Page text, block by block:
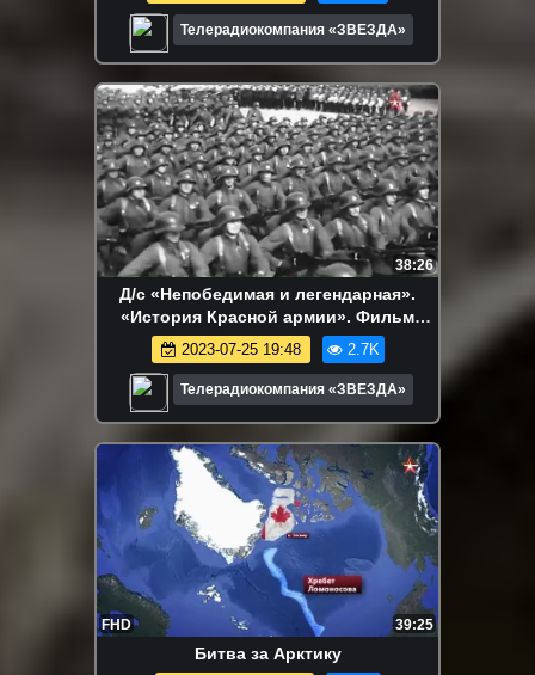
Телерадиокомпания «ЗВЕЗДА»
38:26
Д/с «Непобедимая и легендарная».
«История Красной армии». Фильм
третий
2023-07-25 19:48 2.7K
Телерадиокомпания «ЗВЕЗДА»
FHD 39:25
Битва за Арктику